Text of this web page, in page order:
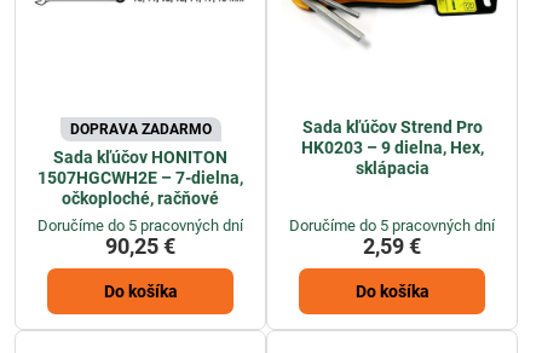
DOPRAVA ZADARMO
Sada kľúčov HONITON
1507HGCWH2E – 7-dielna,
očkoploché, račňové
Doručíme do 5 pracovných dní
90,25 €
Do košíka
Sada kľúčov Strend Pro
HK0203 – 9 dielna, Hex,
sklápacia
Doručíme do 5 pracovných dní
2,59 €
Do košíka